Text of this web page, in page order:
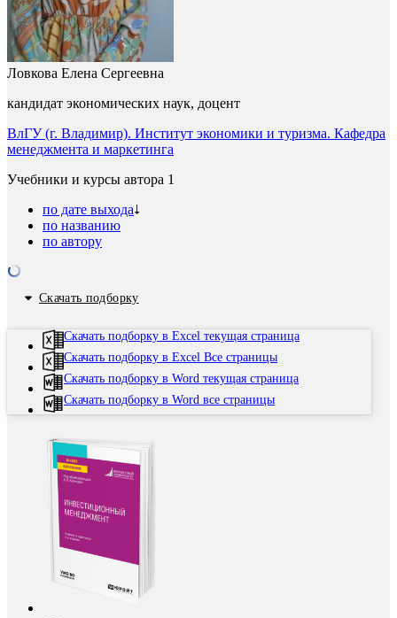
Ловкова Елена Сергеевна
кандидат экономических наук, доцент
ВлГУ (г. Владимир). Институт экономики и туризма. Кафедра
менеджмента и маркетинга
Учебники и курсы автора 1
по дате выхода
по названию
по автору
Скачать подборку
Скачать подборку в Excel текущая страница
Скачать подборку в Excel Все страницы
Скачать подборку в Word текущая страница
Скачать подборку в Word все страницы